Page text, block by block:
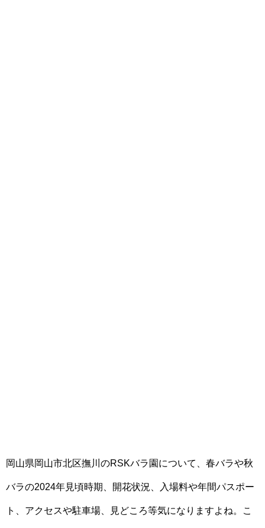
岡山県岡山市北区撫川のRSKバラ園について、春バラや秋
バラの2024年見頃時期、開花状況、入場料や年間パスポー
ト、アクセスや駐車場、見どころ等気になりますよね。こ